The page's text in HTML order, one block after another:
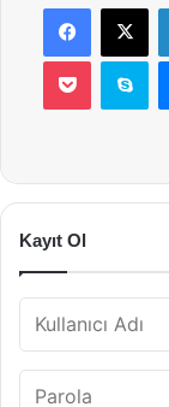
Facebook
X
Pocket
Kayıt Ol